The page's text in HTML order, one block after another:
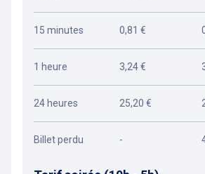
15 minutes 0,81 €
1 heure 3,24 €
24 heures 25,20 €
Billet perdu -